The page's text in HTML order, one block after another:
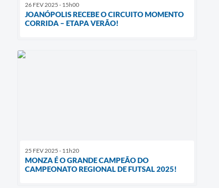
26 FEV 2025 - 15h00
JOANÓPOLIS RECEBE O CIRCUITO MOMENTO
CORRIDA – ETAPA VERÃO!
25 FEV 2025 - 11h20
MONZA É O GRANDE CAMPEÃO DO
CAMPEONATO REGIONAL DE FUTSAL 2025!